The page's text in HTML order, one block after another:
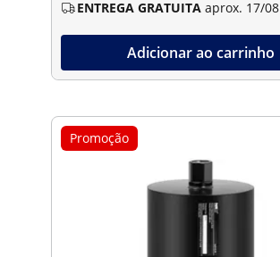
ENTREGA GRATUITA aprox. 17/08
Adicionar ao carrinho
Promoção